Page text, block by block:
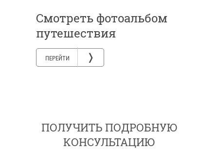
Смотреть фотоальбом
путешествия
ПЕРЕЙТИ ❭
ПОЛУЧИТЬ ПОДРОБНУЮ
КОНСУЛЬТАЦИЮ